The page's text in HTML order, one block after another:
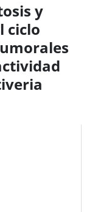
y
ciclo